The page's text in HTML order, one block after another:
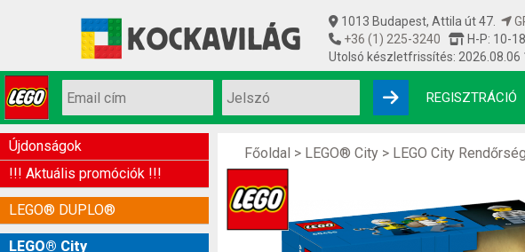
1013 Budapest, Attila út 47.
+36 (1) 225-3240
H-P: 10-
Utolsó készletfrissítés: 2026.08.06
REGISZTRÁCIÓ
Újdonságok
!!! Aktuális promóciók !!!
LEGO® DUPLO®
LEGO® City
Főoldal > LEGO® City> LEGO City Rendőrség